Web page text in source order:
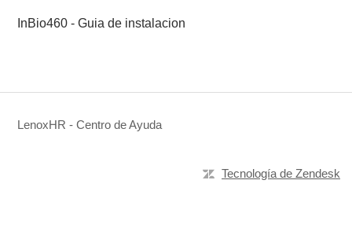
InBio460 - Guia de instalacion
LenoxHR - Centro de Ayuda
Tecnología de Zendesk